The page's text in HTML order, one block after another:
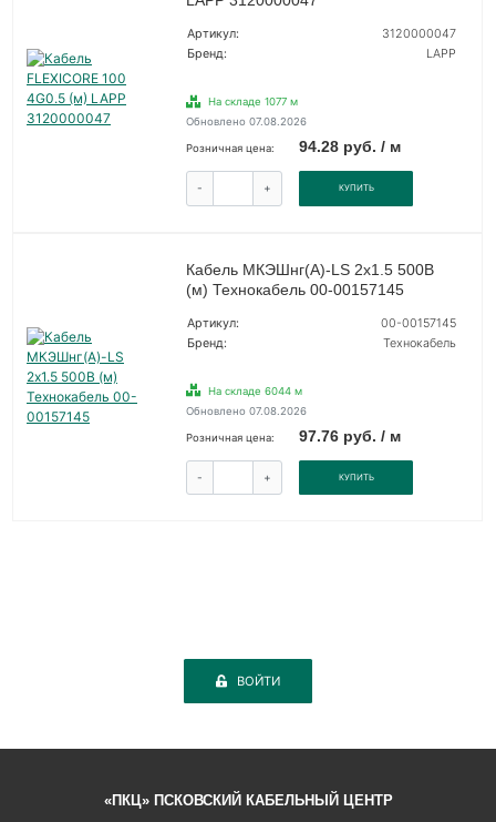
Артикул:
3120000047
Бренд:
LAPP
На складе 1077 м
Обновлено 07.08.2026
Розничная цена: 94.28 руб. / м
- + КУПИТЬ
Кабель МКЭШнг(А)-LS 2х1.5 500В
(м) Технокабель 00-00157145
Артикул:
00-00157145
Бренд:
Технокабель
На складе 6044 м
Обновлено 07.08.2026
Розничная цена: 97.76 руб. / м
- + КУПИТЬ
ВОЙТИ
«ПКЦ» ПСКОВСКИЙ КАБЕЛЬНЫЙ ЦЕНТР